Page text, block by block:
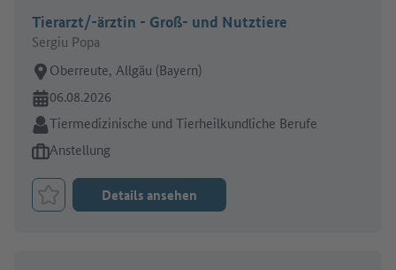
Tierarzt/-ärztin - Groß- und Nutztiere
Sergiu Popa
Arbeitsort:
Oberreute, Allgäu (Bayern)
Online seit:
06.08.2026
Branche:
Tiermedizinische und Tierheilkundliche Berufe
Art des Jobangebots:
Anstellung
Job merken
Details ansehen